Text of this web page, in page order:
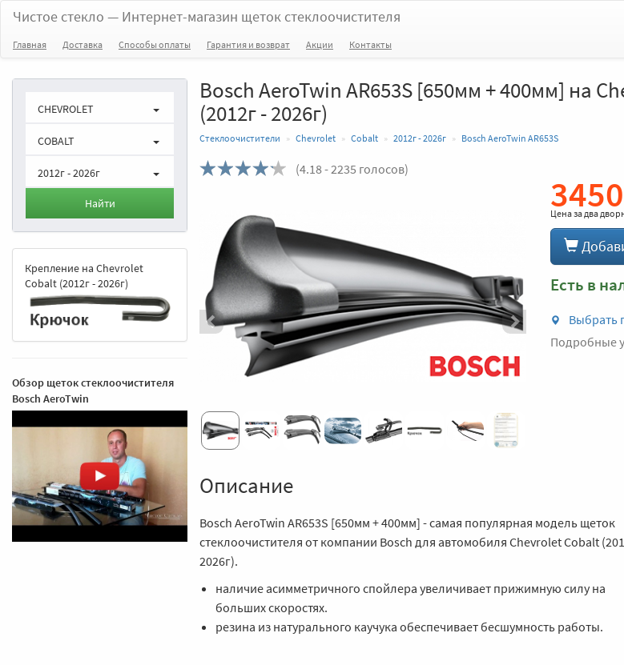
Чистое стекло — Интернет-магазин щеток стеклоочистителя
Главная Доставка Способы оплаты Гарантия и возврат Акции Контакты
Bosch AeroTwin AR653S [650мм + 400мм] на
(2012г - 2026г)
Стеклоочистители Chevrolet Cobalt 2012г - 2026г Bosch AeroTwin AR653S
(4.18- 2235 голосов)
Вперед3450
Цена задва
Есть в
Выбрать
Подробные
Описание
Bosch AeroTwin AR653S [650мм + 400мм] - самая популярная модель щеток
стеклоочистителя от компании Bosch для автомобиля Chevrolet Cobalt
2026г).
наличие асимметричного спойлера увеличивает прижимную силу на
больших скоростях.
резина из натурального каучука обеспечивает бесшумность работы.
CHEVROLET
COBALT
2012г - 2026г
Найти
Крепление на Chevrolet
Cobalt (2012г - 2026г)
Обзор щеток стеклоочистителя
Bosch AeroTwin